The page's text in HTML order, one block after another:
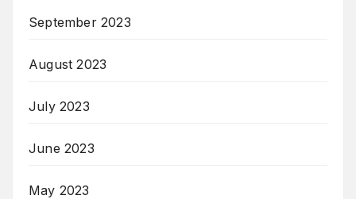
September 2023
August 2023
July 2023
June 2023
May 2023